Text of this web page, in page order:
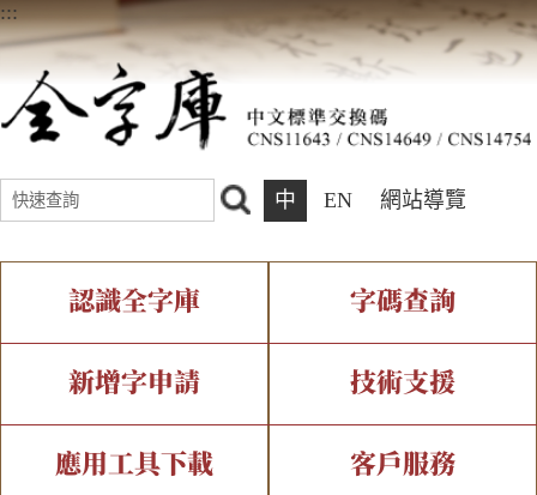
:::
中 EN 網站導覽
認識全字庫
全字庫介紹 全字庫現況
中文碼介紹 專有名詞介紹
字碼查詢
IDS查詢 部件查詢
複合查詢 注音查詢
新增字申請
新字申請處理流程
技術支援
字形即時顯示 造字解決方案
應用工具下載 客戶服務